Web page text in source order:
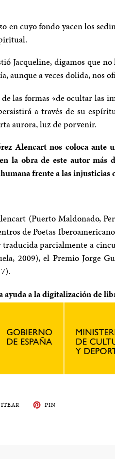
en cuyo fondo yacen los
Jacqueline, digamos que
aunque a veces dolida, nos
las formas «de ocultar las
a través de su
aurora, luz de porvenir.
Alencart nos coloca ante
la obra de este autor
frente a las injusticias
(Puerto Maldonado,
de Poetas
traducida parcialmente a
2009), el Premio Jorge
ayuda a la digitalización de
TWITEA
EN
PINPIN